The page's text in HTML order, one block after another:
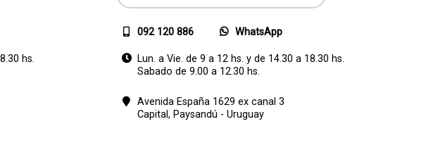
hs.
092 120 886 WhatsApp
Lun. a Vie. de 9 a 12 hs. y de 14.30 a 18.30 hs.
Sabado de 9.00 a 12.30 hs.
Avenida España 1629 ex canal 3
Capital, Paysandú - Uruguay